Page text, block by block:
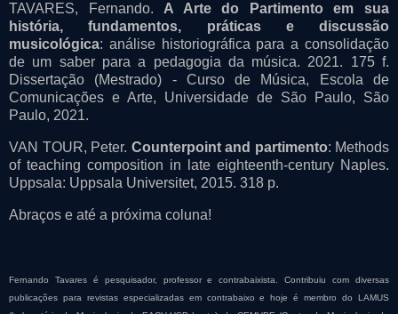
TAVARES, Fernando. A Arte do Partimento em sua
história, fundamentos, práticas e discussão
musicológica: análise historiográfica para a consolidação
de um saber para a pedagogia da música. 2021. 175 f.
Dissertação (Mestrado) - Curso de Música, Escola de
Comunicações e Arte, Universidade de São Paulo, São
Paulo, 2021.
VAN TOUR, Peter. Counterpoint and partimento: Methods
of teaching composition in late eighteenth-century Naples.
Uppsala: Uppsala Universitet, 2015. 318 p.
Abraços e até a próxima coluna!
Fernando Tavares é pesquisador, professor e contrabaixista. Contribuiu com diversas
publicações para revistas especializadas em contrabaixo e hoje é membro do LAMUS